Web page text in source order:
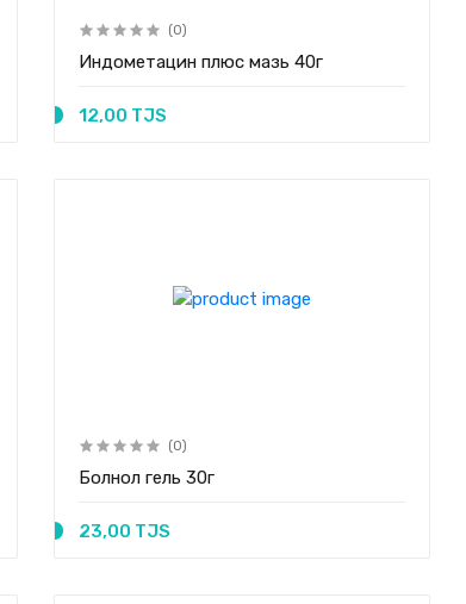
(0)
Индометацин плюс мазь 40г
12,00 TJS
(0)
Болнол гель 30г
23,00 TJS